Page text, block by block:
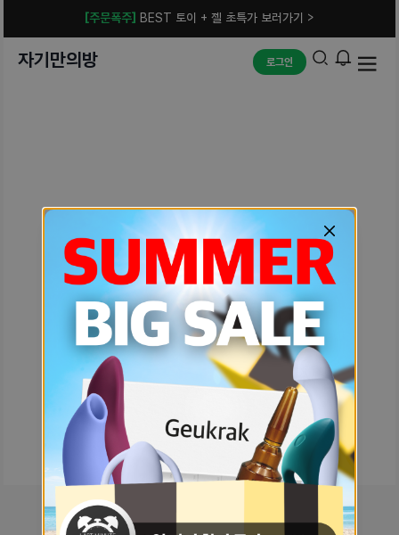
[주문폭주] BEST 토이 + 젤 초특가 보러가기 >
자기만의방 로그인
예상치 못한 에러입니다.